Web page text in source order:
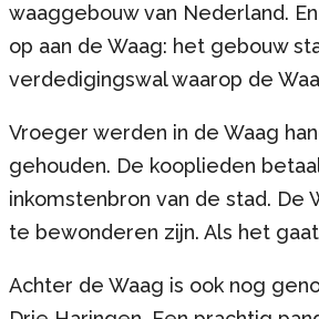
waaggebouw van Nederland.
op aan de Waag: het gebouw
verdedigingswal waarop de
Vroeger werden in de Waag
gehouden. De kooplieden
inkomstenbron van de stad. De
te bewonderen zijn. Als het
Achter de Waag is ook nog